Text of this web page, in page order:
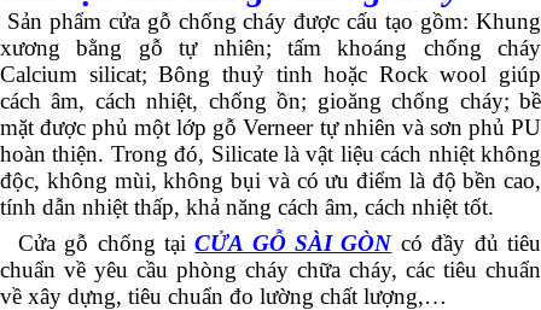
Sản phẩm cửa gỗ chống cháy được cấu tạo gồm: Khung
xương bằng gỗ tự nhiên; tấm khoáng chống cháy
Calcium silicat; Bông thuỷ tinh hoặc Rock wool giúp
cách âm, cách nhiệt, chống ồn; gioăng chống cháy; bề
mặt được phủ một lớp gỗ Verneer tự nhiên và sơn phủ PU
hoàn thiện. Trong đó, Silicate là vật liệu cách nhiệt không
độc, không mùi, không bụi và có ưu điểm là độ bền cao,
tính dẫn nhiệt thấp, khả năng cách âm, cách nhiệt tốt.
Cửa gỗ chống tạiCỬA GỖ SÀI GÒNcó đầy đủ tiêu
chuẩn về yêu cầu phòng cháy chữa cháy, các tiêu chuẩn
về xây dựng, tiêu chuẩn đo lường chất lượng,…